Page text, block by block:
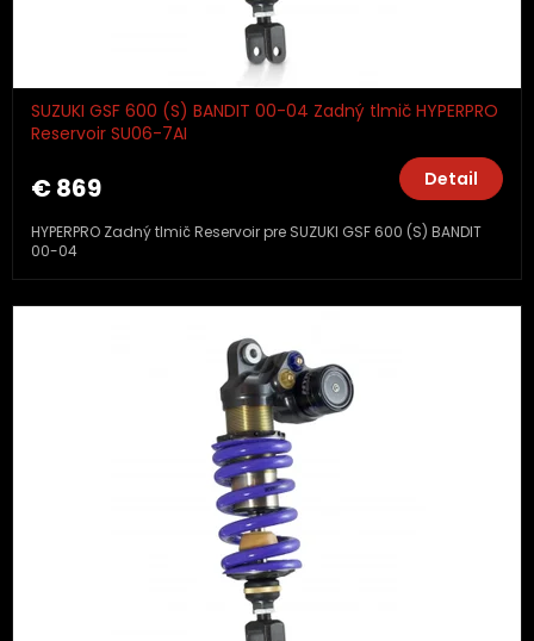
SUZUKI GSF 600 (S) BANDIT 00-04 Zadný tlmič HYPERPRO
Reservoir SU06-7AI
€ 869 Detail
HYPERPRO Zadný tlmič Reservoir pre SUZUKI GSF 600 (S) BANDIT
00-04